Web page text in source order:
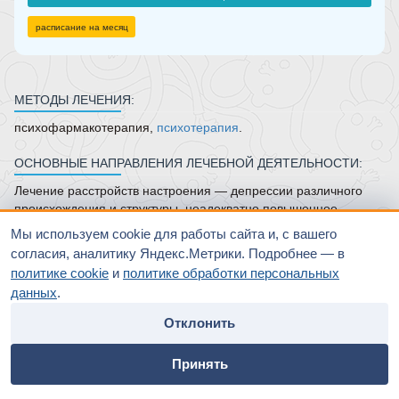
Мы используем cookie для работы сайта и, с вашего
согласия, аналитику Яндекс.Метрики. Подробнее — в
политике cookie и политике обработки персональных
данных.
Отклонить
Принять
расписание на месяц
МЕТОДЫ ЛЕЧЕНИЯ:
психофармакотерапия, психотерапия
ОСНОВНЫЕ НАПРАВЛЕНИЯ ЛЕЧЕБНОЙ ДЕЯТЕЛЬНОСТИ:
Лечение расстройств настроения — депрессии различного
происхождения и структуры, неадекватно повышенное
настроение (в том числе с избыточной активностью,
нереальными планами и безответственными поступками),
невротические и неврозоподобные состояния (навязчивости,
страхи, раздражительность, утомляемость, шизотипические и
личностные расстройства).
Медицинский ВУЗ, ординатура по психиатрии, научно-